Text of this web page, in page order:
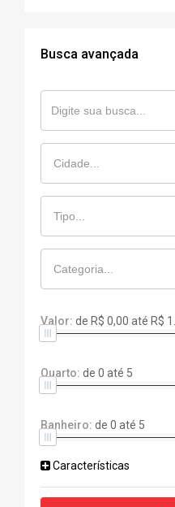
Busca avançada
Cidade...
Tipo...
Categoria...
Valor: de R$ 0,00 até R$
Quarto: de 0 até 5
Banheiro: de 0 até 5
Características